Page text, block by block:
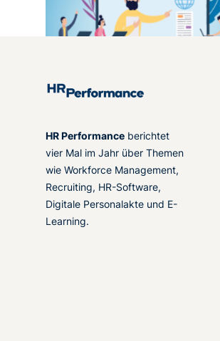
HR Performance berichtet
vier Mal im Jahr über Themen
wie Workforce Management,
Recruiting, HR-Software,
Digitale Personalakte und E-
Learning.